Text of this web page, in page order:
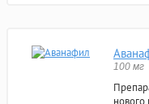
100 мг